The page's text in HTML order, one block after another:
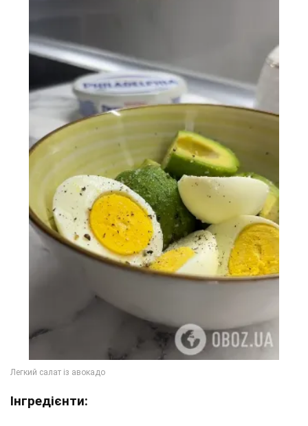
Інгредієнти: